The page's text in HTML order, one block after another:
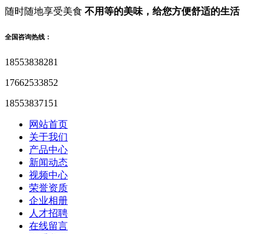
随时随地享受美食 不用等的美味，给您方便舒适的生活
全国咨询热线：
18553838281
17662533852
18553837151
网站首页
关于我们
产品中心
新闻动态
视频中心
荣誉资质
企业相册
人才招聘
在线留言